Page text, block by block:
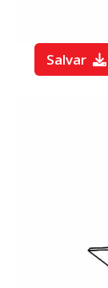
Salvar